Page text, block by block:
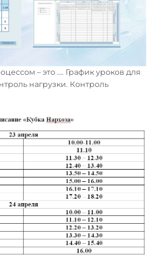
– это …. График уроков для
нагрузки. Контроль